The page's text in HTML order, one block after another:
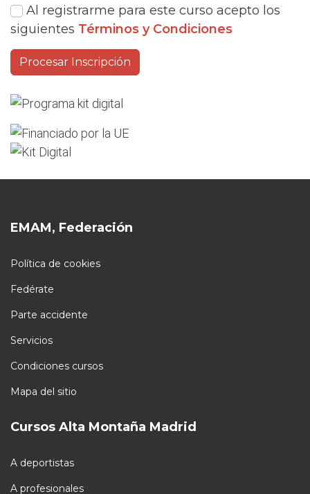
Al registrarme para este curso acepto los
siguientes Términos y Condiciones
EMAM, Federación
Política de cookies
Fedérate
Parte accidente
Servicios
Condiciones cursos
Mapa del sitio
Cursos Alta Montaña Madrid
A deportistas
A profesionales